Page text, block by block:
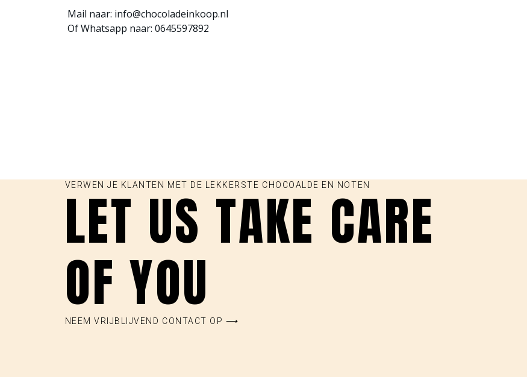
Mail naar: info@chocoladeinkoop.nl
Of Whatsapp naar: 0645597892
VERWEN JE KLANTEN MET DE LEKKERSTE CHOCOALDE EN NOTEN
LET US TAKE CARE
OF YOU
NEEM VRIJBLIJVEND CONTACT OP ⟶